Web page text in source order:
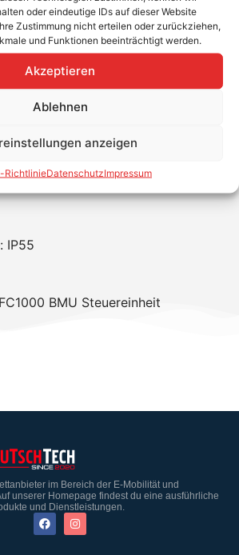
oder eindeutige IDs auf dieser Website
Zustimmung nicht erteilen oder zurückziehen,
und Funktionen beeinträchtigt werden.
Akzeptieren
Ablehnen
anzeigen
RichtlinieDatenschutzImpressum
mit namenhaften
wie Kostal kann der Pylontech
Kombinationen verbaut werden.
Design
Kompatibilität
Pylontech Force H3
IP55
BMU Steuereinheit
im Bereich der E-Mobilität und
unserer Homepage findest du eine ausführliche
und Dienstleistungen.